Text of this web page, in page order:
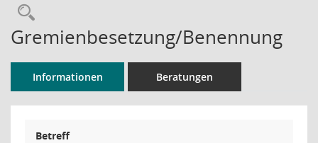
Rechercheauswahl
Gremienbesetzung/Benennung
Informationen Beratungen
Betreff